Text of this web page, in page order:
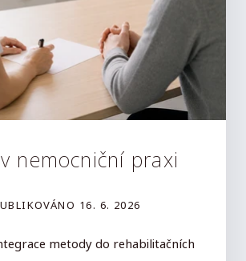
nemocniční praxi
16. 6. 2026
metody do rehabilitačních